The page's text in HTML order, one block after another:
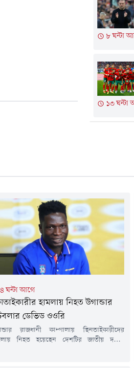
৮ ঘন্টা
১৩ ঘন্টা
৪ ঘন্টা আগে
হামলায় নিহত উগান্ডার
ডেভিড ওওরি
রাজধানী কাম্পালায় ছিনতাইকারীদের
নিহত হয়েছেন দেশটির জাতীয় দলের